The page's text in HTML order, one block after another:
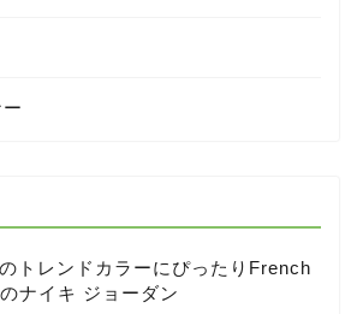
トレンドカラーにぴったりFrench
ナイキ ジョーダン